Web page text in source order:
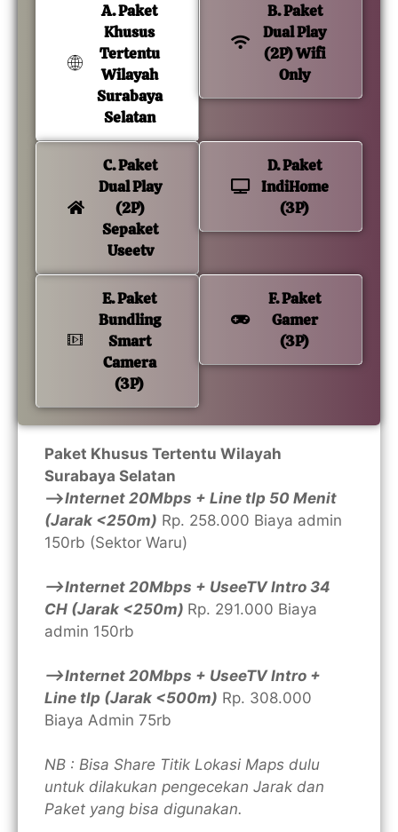
A. Paket
Khusus
Tertentu
Wilayah
Surabaya
Selatan
B. Paket
Dual Play
(2P) Wifi
Only
C. Paket
Dual Play
(2P)
Sepaket
Useetv
D. Paket
IndiHome
(3P)
E. Paket
Bundling
Smart
Camera
(3P)
F. Paket
Gamer
(3P)
Paket Khusus Tertentu Wilayah
Surabaya Selatan
—>Internet 20Mbps + Line tlp 50 Menit
(Jarak <250m) Rp. 258.000 Biaya admin
150rb (Sektor Waru)
—>Internet 20Mbps + UseeTV Intro 34
CH (Jarak <250m) Rp. 291.000 Biaya
admin 150rb
—>Internet 20Mbps + UseeTV Intro +
Line tlp (Jarak <500m) Rp. 308.000
Biaya Admin 75rb
NB : Bisa Share Titik Lokasi Maps dulu
untuk dilakukan pengecekan Jarak dan
Paket yang bisa digunakan.